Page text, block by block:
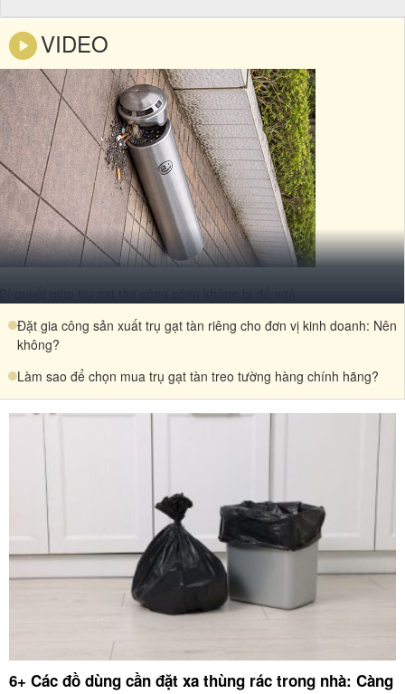
VIDEO
Đặt gia công sản xuất trụ gạt tàn riêng cho đơn vị kinh doanh: Nên
không?
Làm sao để chọn mua trụ gạt tàn treo tường hàng chính hãng?
6+ Các đồ dùng cần đặt xa thùng rác trong nhà: Càng